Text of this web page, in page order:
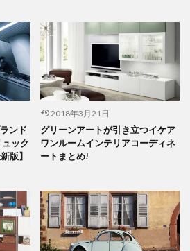
ンド
ック
版】
2018年3月21日
グリーンアートが引き立つイケア
ワンルームインテリアコーディネ
ートまとめ!